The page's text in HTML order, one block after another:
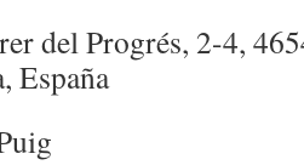
del Progrés, 2-4,
España